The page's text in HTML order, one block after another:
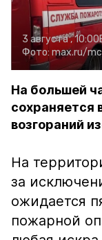
3 августа , 10:00
Фото: max.ru/
На большей
сохраняется
возгораний
На
за
ожидается
пожарной